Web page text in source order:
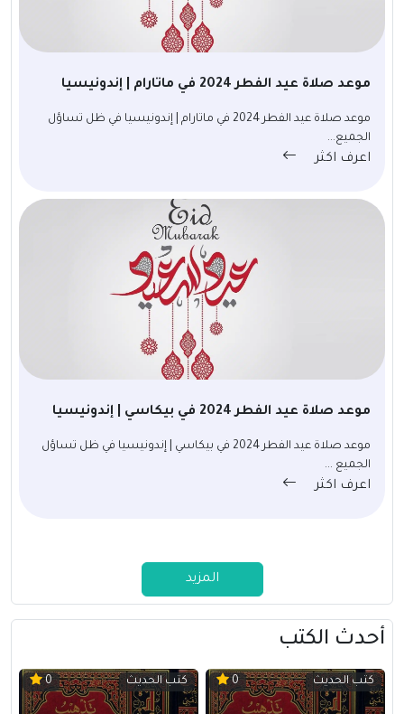
موعد صلاة عيد الفطر 2024 في ماتارام | إندونيسيا
موعد صلاة عيد الفطر 2024 في ماتارام | إندونيسيا في ظل تساؤل
الجميع...
اعرف اكثر
موعد صلاة عيد الفطر 2024 في بيكاسي | إندونيسيا
موعد صلاة عيد الفطر 2024 في بيكاسي | إندونيسيا في ظل تساؤل
الجميع ...
اعرف اكثر
المزيد
أحدث الكتب
كتب الحديث 0 كتب الحديث 0